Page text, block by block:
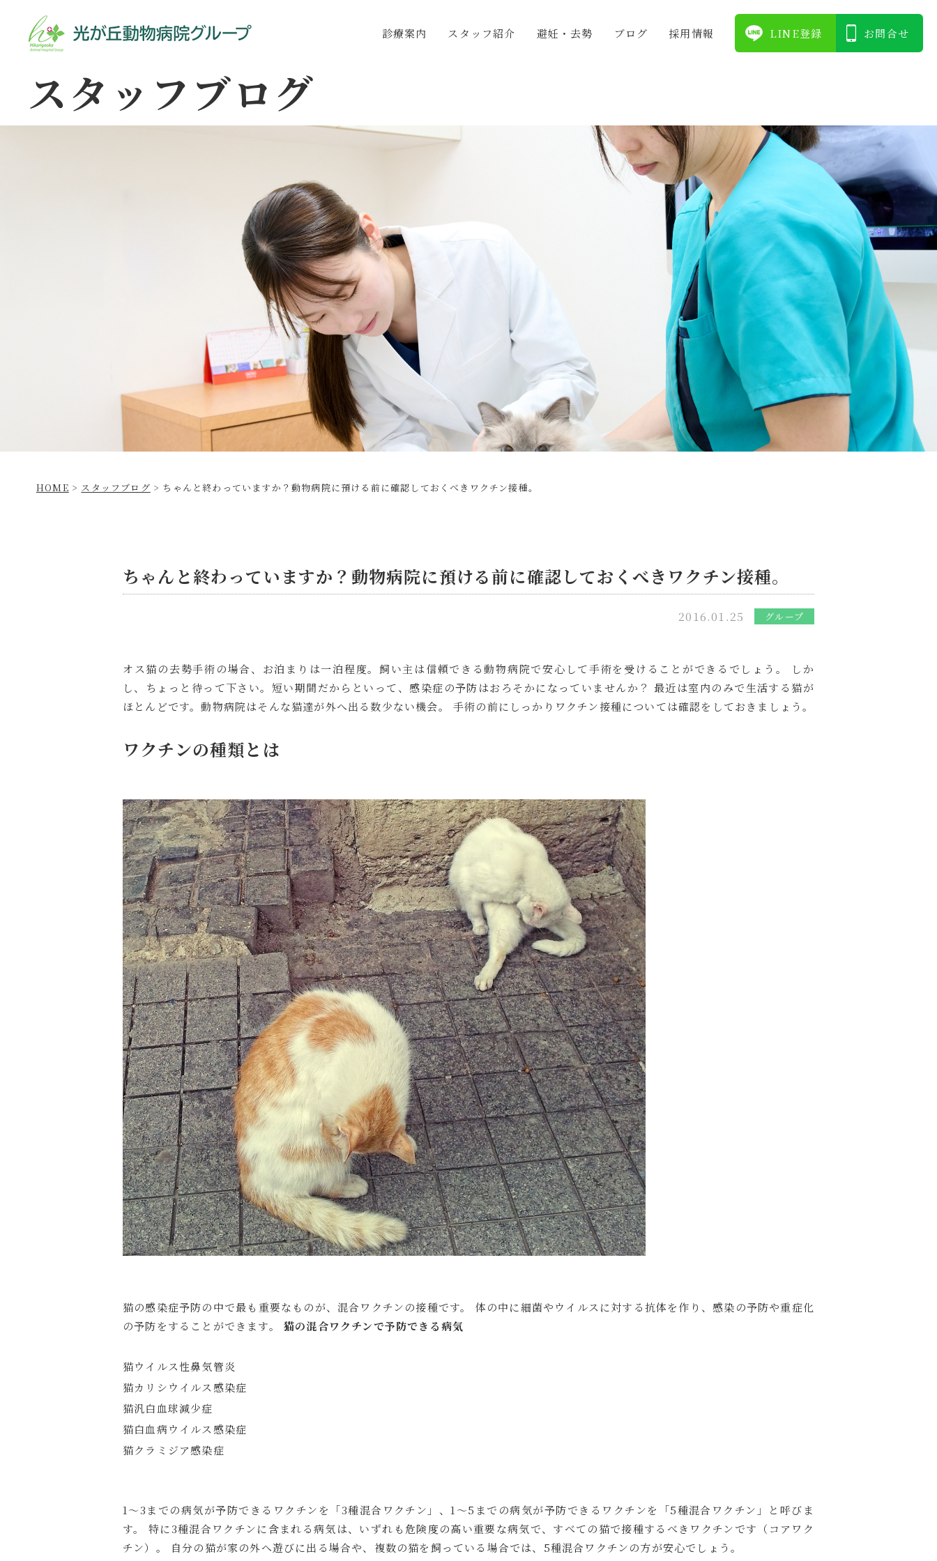
診療案内 スタッフ紹介 避妊・去勢 ブログ 採⽤情報 LINE登録 お問合せ
スタッフブログ
HOME > スタッフブログ > ちゃんと終わっていますか？動物病院に預ける前に確認しておくべきワクチン接種。
ちゃんと終わっていますか？動物病院に預ける前に確認しておくべきワクチン接種。
2016.01.25 グループ
オス猫の去勢手術の場合、お泊まりは一泊程度。飼い主は信頼できる動物病院で安心して手術を受けることができるでしょう。 しか
し、ちょっと待って下さい。短い期間だからといって、感染症の予防はおろそかになっていませんか？ 最近は室内のみで生活する猫が
ほとんどです。動物病院はそんな猫達が外へ出る数少ない機会。 手術の前にしっかりワクチン接種については確認をしておきましょう。
ワクチンの種類とは
猫の感染症予防の中で最も重要なものが、混合ワクチンの接種です。 体の中に細菌やウイルスに対する抗体を作り、感染の予防や重症化
の予防をすることができます。 猫の混合ワクチンで予防できる病気
猫ウイルス性鼻気管炎
猫カリシウイルス感染症
猫汎白血球減少症
猫白血病ウイルス感染症
猫クラミジア感染症
1～3までの病気が予防できるワクチンを「3種混合ワクチン」、1～5までの病気が予防できるワクチンを「5種混合ワクチン」と呼びま
す。 特に3種混合ワクチンに含まれる病気は、いずれも危険度の高い重要な病気で、すべての猫で接種するべきワクチンです（コアワク
チン）。 自分の猫が家の外へ遊びに出る場合や、複数の猫を飼っている場合では、5種混合ワクチンの方が安心でしょう。